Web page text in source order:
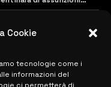
Cookie
tecnologie come i
informazioni del